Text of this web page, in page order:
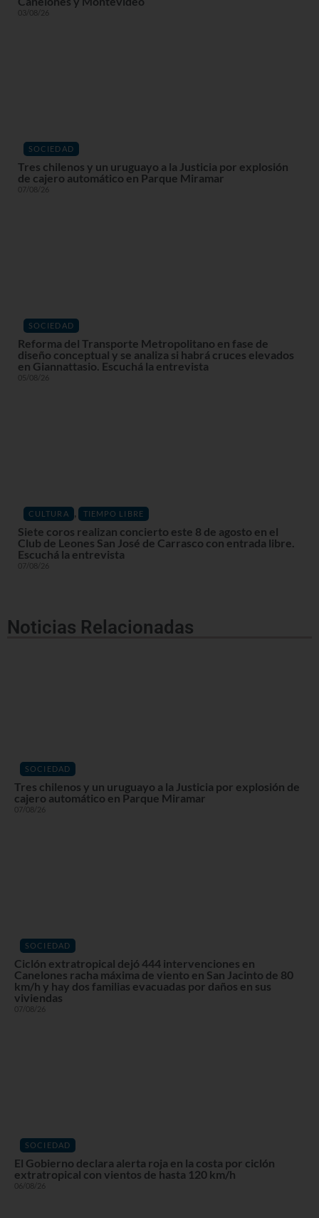
03/08/26
SOCIEDAD
Tres chilenos y un uruguayo a la Justicia por explosión
de cajero automático en Parque Miramar
07/08/26
SOCIEDAD
Reforma del Transporte Metropolitano en fase de
diseño conceptual y se analiza si habrá cruces elevados
en Giannattasio. Escuchá la entrevista
05/08/26
CULTURA , TIEMPO LIBRE
Siete coros realizan concierto este 8 de agosto en el
Club de Leones San José de Carrasco con entrada libre.
Escuchá la entrevista
07/08/26
Noticias Relacionadas
SOCIEDAD
Tres chilenos y un uruguayo a la Justicia por explosión de
cajero automático en Parque Miramar
07/08/26
SOCIEDAD
Ciclón extratropical dejó 444 intervenciones en
Canelones racha máxima de viento en San Jacinto de 80
km/h y hay dos familias evacuadas por daños en sus
viviendas
07/08/26
SOCIEDAD
El Gobierno declara alerta roja en la costa por ciclón
extratropical con vientos de hasta 120 km/h
06/08/26